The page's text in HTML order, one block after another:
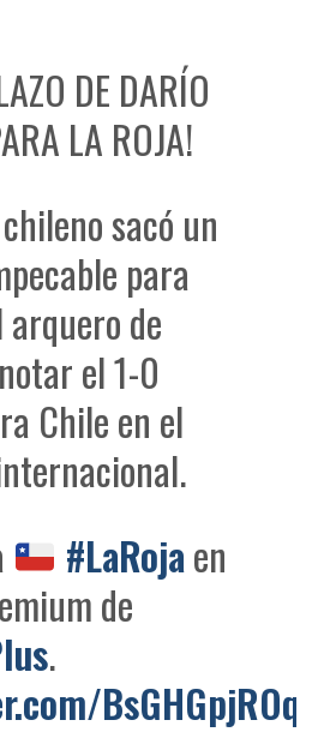
DE DARÍO
LA ROJA!
sacó un
para
de
el 1-0
Chile en el
#LaRojaen
de
.
BsGHGpjROq